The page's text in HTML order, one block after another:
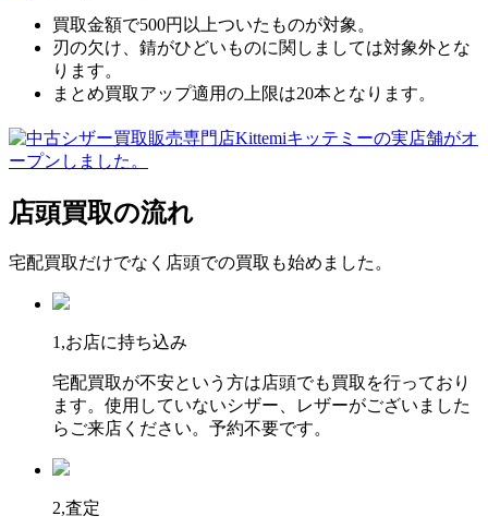
買取金額で500円以上ついたものが対象。
刃の欠け、錆がひどいものに関しましては対象外とな
ります。
まとめ買取アップ適用の上限は20本となります。
店頭買取の流れ
宅配買取だけでなく店頭での買取も始めました。
1,お店に持ち込み
宅配買取が不安という方は店頭でも買取を行っており
ます。使用していないシザー、レザーがございました
らご来店ください。予約不要です。
2,査定